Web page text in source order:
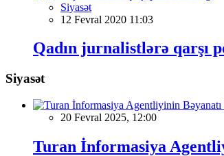
Siyasət
12 Fevral 2020 11:03
Qadın jurnalistlərə qarşı
Siyasət
20 Fevral 2025, 12:00
Turan İnformasiya